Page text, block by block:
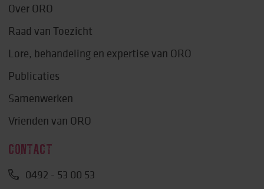
Over ORO
Raad van Toezicht
Lore, behandeling en expertise van ORO
Publicaties
Samenwerken
Vrienden van ORO
CONTACT
0492 - 53 00 53